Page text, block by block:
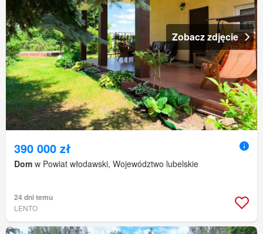
Zobacz zdjęcie
390 000 zł
Dom w Powiat włodawski, Województwo lubelskie
24 dni temu
LENTO